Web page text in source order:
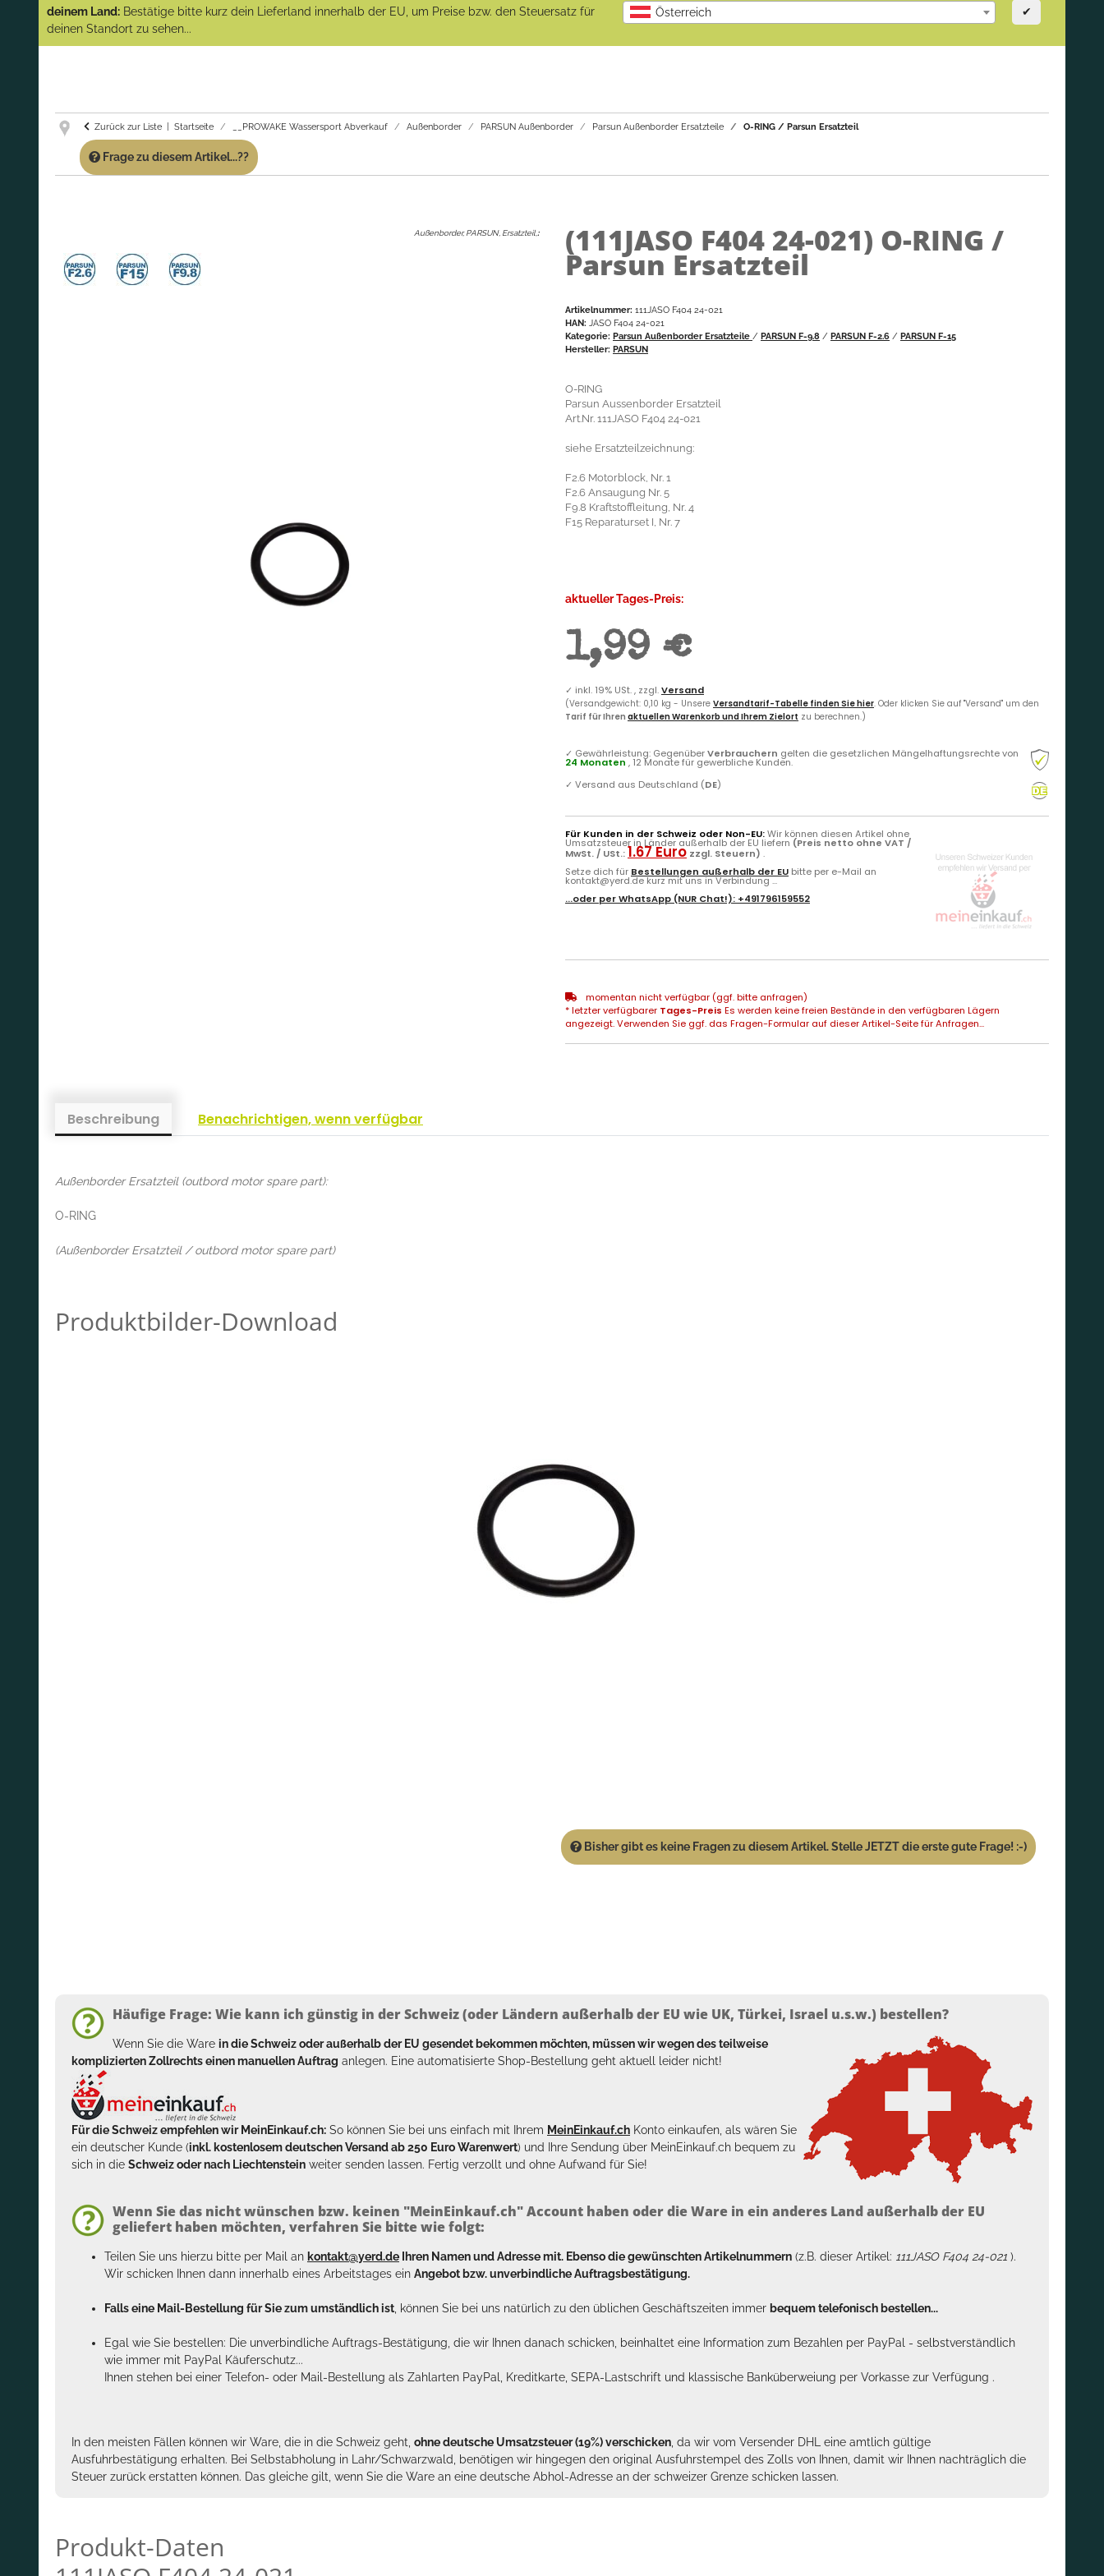
(Abverkauf)!
GARANTIE UND SERVICE:
Artikeln einfach an!
deinem Land: Bestätige bitte kurz dein Lieferland innerhalb der EU, um Preise bzw. den Steuersatz für
deinen Standort zu sehen...
Österreich ✔
Zurück zur Liste Startseite __PROWAKE Wassersport Abverkauf Außenborder PARSUN Außenborder Parsun Außenborder Ersatzteile O-RING / Parsun Ersatzteil
Frage zu diesem Artikel...??
Außenborder, PARSUN, Ersatzteil, : (111JASO F404 24-021) O-RING /
Parsun Ersatzteil
Artikelnummer: 111JASO F404 24-021
HAN: JASO F404 24-021
Kategorie: Parsun Außenborder Ersatzteile / PARSUN F-9.8 / PARSUN F-2.6 / PARSUN F-15
Hersteller: PARSUN
O-RING
Parsun Aussenborder Ersatzteil
Art.Nr. 111JASO F404 24-021
siehe Ersatzteilzeichnung:
F2.6 Motorblock, Nr. 1
F2.6 Ansaugung Nr. 5
F9.8 Kraftstoffleitung, Nr. 4
F15 Reparaturset I, Nr. 7
aktueller Tages-Preis:
1,99 €
✓ inkl. 19% USt. , zzgl.Versand
(Versandgewicht: 0,10 kg - Unsere Versandtarif-Tabelle finden Sie hier. Oder klicken Sie auf "Versand" um den
Tarif für Ihren aktuellen Warenkorb und Ihrem Zielort zu berechnen.)
✓ Gewährleistung: GegenüberVerbrauchern gelten die gesetzlichen Mängelhaftungsrechte von
24 Monaten , 12 Monate für gewerbliche Kunden.
✓ Versand aus Deutschland (DE)
Für Kunden in der Schweiz oder Non-EU:Wir können diesen Artikel ohne
Umsatzsteuer in Länder außerhalb der EU liefern (Preis netto ohne VAT /
MwSt. / USt.:1.67 Euro zzgl. Steuern) .
Setze dich für Bestellungen außerhalb der EU bitte per e-Mail an
kontakt@yerd.de kurz mit uns in Verbindung ...
...oder perWhatsApp (NUR Chat!): +491796159552
momentan nicht verfügbar (ggf. bitte anfragen)
* letzter verfügbarer Tages-Preis Es werden keine freien Bestände in den verfügbaren Lägern
angezeigt. Verwenden Sie ggf. das Fragen-Formular auf dieser Artikel-Seite für Anfragen...
Beschreibung Benachrichtigen, wenn verfügbar
Außenborder Ersatzteil (outbord motor spare part):
O-RING
(Außenborder Ersatzteil / outbord motor spare part)
Produktbilder-Download
Bisher gibt es keine Fragen zu diesem Artikel. Stelle JETZT die erste gute Frage! :-)
Häufige Frage: Wie kann ich günstig in der Schweiz (oder Ländern außerhalb der EU wie UK, Türkei, Israel u.s.w.) bestellen?
Wenn Sie die Ware in die Schweiz oder außerhalb der EU gesendet bekommen möchten, müssen wir wegen des teilweise
komplizierten Zollrechts einen manuellen Auftrag anlegen. Eine automatisierte Shop-Bestellung geht aktuell leider nicht!
Für die Schweiz empfehlen wir MeinEinkauf.ch: So können Sie bei uns einfach mit Ihrem MeinEinkauf.ch Konto einkaufen, als wären Sie
ein deutscher Kunde (inkl. kostenlosem deutschen Versand ab 250 Euro Warenwert) und Ihre Sendung über MeinEinkauf.ch bequem zu
sich in die Schweiz oder nach Liechtenstein weiter senden lassen. Fertig verzollt und ohne Aufwand für Sie!
Wenn Sie das nicht wünschen bzw. keinen "MeinEinkauf.ch" Account haben oder die Ware in ein anderes Land außerhalb der EU
geliefert haben möchten, verfahren Sie bitte wie folgt:
Teilen Sie uns hierzu bitte per Mail an kontakt@yerd.de Ihren Namen und Adresse mit. Ebenso die gewünschten Artikelnummern (z.B. dieser Artikel: 111JASO F404 24-021 ).
Wir schicken Ihnen dann innerhalb eines Arbeitstages ein Angebot bzw. unverbindliche Auftragsbestätigung.
Falls eine Mail-Bestellung für Sie zum umständlich ist , können Sie bei uns natürlich zu den üblichen Geschäftszeiten immer bequem telefonisch bestellen...
Egal wie Sie bestellen: Die unverbindliche Auftrags-Bestätigung, die wir Ihnen danach schicken, beinhaltet eine Information zum Bezahlen per PayPal - selbstverständlich
wie immer mit PayPal Käuferschutz...
Ihnen stehen bei einer Telefon- oder Mail-Bestellung als Zahlarten PayPal, Kreditkarte, SEPA-Lastschrift und klassische Banküberweiung per Vorkasse zur Verfügung .
In den meisten Fällen können wir Ware, die in die Schweiz geht, ohne deutsche Umsatzsteuer (19%) verschicken , da wir vom Versender DHL eine amtlich gültige
Ausfuhrbestätigung erhalten. Bei Selbstabholung in Lahr/Schwarzwald, benötigen wir hingegen den original Ausfuhrstempel des Zolls von Ihnen, damit wir Ihnen nachträglich die
Steuer zurück erstatten können. Das gleiche gilt, wenn Sie die Ware an eine deutsche Abhol-Adresse an der schweizer Grenze schicken lassen.
Produkt-Daten